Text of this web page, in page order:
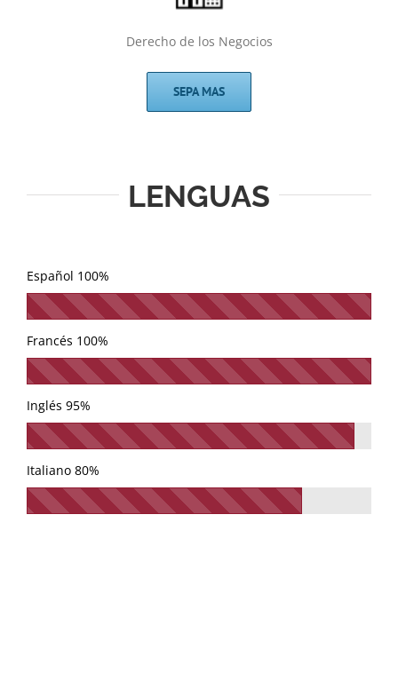
Derecho de los Negocios
SEPA MAS
LENGUAS
Español 100%
Francés 100%
Inglés 95%
Italiano 80%